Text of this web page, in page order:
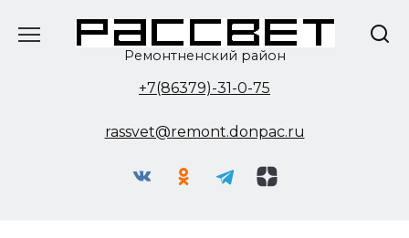
Ремонтненский район
+7(86379)-31-0-75
rassvet@remont.donpac.ru